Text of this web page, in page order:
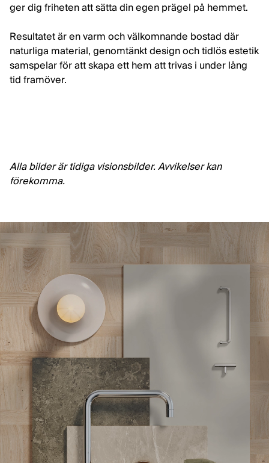
ger dig friheten att sätta din egen prägel på hemmet.
Resultatet är en varm och välkomnande bostad där
naturliga material, genomtänkt design och tidlös estetik
samspelar för att skapa ett hem att trivas i under lång
tid framöver.
Alla bilder är tidiga visionsbilder. Avvikelser kan
förekomma.